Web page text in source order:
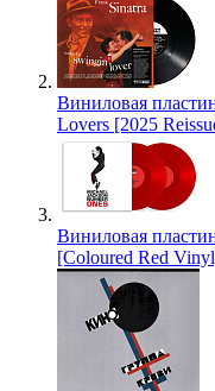
Виниловая
Lovers [2025
Виниловая
[Coloured Red